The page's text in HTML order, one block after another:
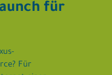
für
Für